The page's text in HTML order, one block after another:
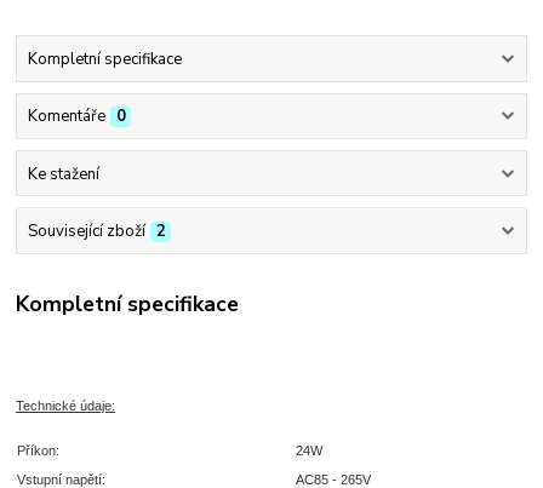
Kompletní specifikace
Komentáře 0
Ke stažení
Související zboží 2
Kompletní specifikace
Technické údaje:
Příkon:
24W
Vstupní napětí:
AC85 - 265V